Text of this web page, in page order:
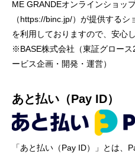
ME GRANDEオンラインショッ
（https://binc.jp/）が提供する
を利用しておりますので、安心
※BASE株式会社（東証グロー
ービス企画・開発・運営）
あと払い（Pay ID）
「あと払い（Pay ID）」とは、